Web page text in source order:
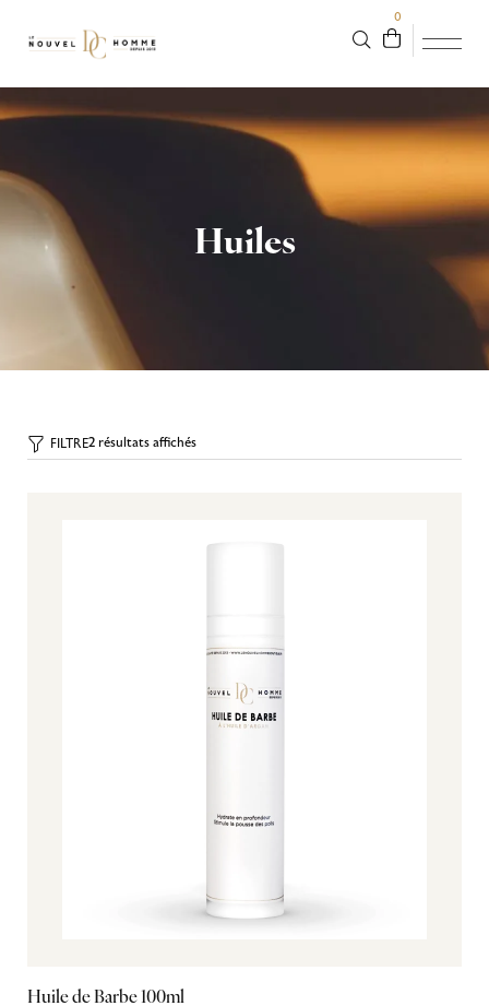
0
Huiles
FILTRE2 résultats affichés
Huile de Barbe 100ml